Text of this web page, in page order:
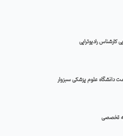
دانشگاه علوم پزشکی سبزوار